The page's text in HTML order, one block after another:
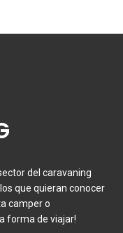
del caravaning
que quieran conocer
camper o
forma de viajar!